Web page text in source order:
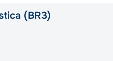
(BR3)